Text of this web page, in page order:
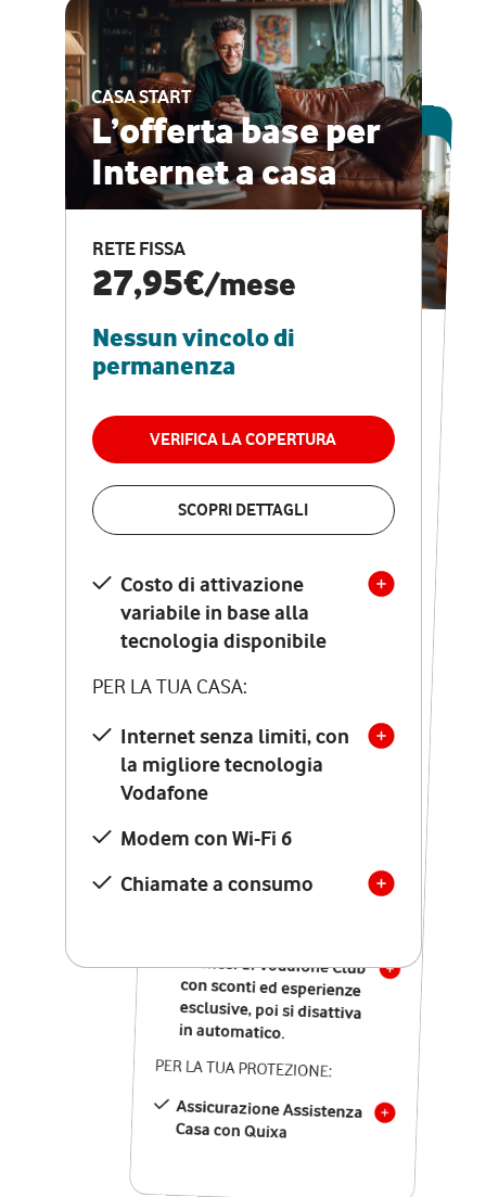
CASA START
L’offerta base per
Internet a casa
RETE FISSA
27,95€/mese
Nessun vincolo di
permanenza
VERIFICA LA COPERTURA
SCOPRI DETTAGLI
Costo di attivazione
variabile in base alla
tecnologia disponibile
PER LA TUA CASA:
Internet senza limiti, con
la migliore tecnologia
Vodafone
Modem con Wi-Fi 6
Chiamate a consumo
ESCLUSIVA ONLINE
CASA PRO
Internet veloce e
vantaggi speciali
RETE FISSA + VODAFONE CLUB
29,95€
permanenza
VERIFICA LA COPERTURA
Costo di attivazione
variabile in base alla
tecnologia disponibile
PER LA TUA CASA:
Internet senza limiti, con
la migliore tecnologia
Vodafone
Modem Seven con Wi-Fi 7
Chiamate illimitate verso
numeri fissi e mobili
nazionali
12 mesi di Vodafone Club
con sconti ed esperienze
esclusive, poi si disattiva
in automatico.
PER LA TUA PROTEZIONE:
Assicurazione Assistenza
Casa con Quixa